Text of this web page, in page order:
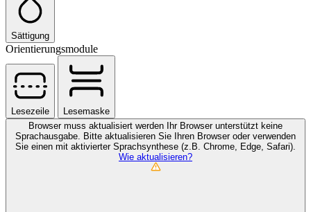
Sättigung
Orientierungsmodule
Lesezeile
Lesemaske
Browser muss aktualisiert werden Ihr Browser unterstützt keine
Sprachausgabe. Bitte aktualisieren Sie Ihren Browser oder verwenden
Sie einen mit aktivierter Sprachsynthese (z.B. Chrome, Edge, Safari).
Wie aktualisieren?